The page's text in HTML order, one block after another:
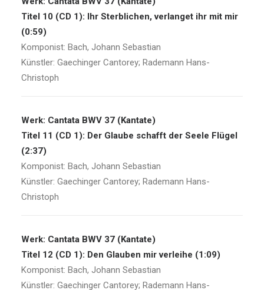
Titel 10 (CD 1): Ihr Sterblichen, verlanget ihr mit mir
(0:59)
Komponist: Bach, Johann Sebastian
Künstler: Gaechinger Cantorey; Rademann Hans-
Christoph
Werk: Cantata BWV 37 (Kantate)
Titel 11 (CD 1): Der Glaube schafft der Seele Flügel
(2:37)
Komponist: Bach, Johann Sebastian
Künstler: Gaechinger Cantorey; Rademann Hans-
Christoph
Werk: Cantata BWV 37 (Kantate)
Titel 12 (CD 1): Den Glauben mir verleihe (1:09)
Komponist: Bach, Johann Sebastian
Künstler: Gaechinger Cantorey; Rademann Hans-